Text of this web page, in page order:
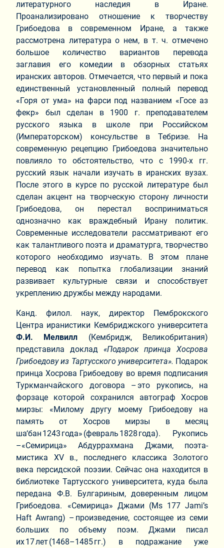
литературного наследия в Иране.
Проанализировано отношение к творчеству
Грибоедова в современном Иране, а также
рассмотрена литература о нем, в т. ч. отмечено
большое количество вариантов перевода
заглавия его комедии в обзорных статьях
иранских авторов. Отмечается, что первый и пока
единственный установленный полный перевод
«Горя от ума» на фарси под названием «Госе аз
фекр» был сделан в 1900 г. преподавателем
русского языка в школе при Российском
(Императорском) консульстве в Тебризе. На
современную рецепцию Грибоедова значительно
повлияло то обстоятельство, что с 1990-х гг.
русский язык начали изучать в иранских вузах.
После этого в курсе по русской литературе был
сделан акцент на творческую сторону личности
Грибоедова, он перестал восприниматься
однозначно как враждебный Ирану политик.
Современные исследователи рассматривают его
как талантливого поэта и драматурга, творчество
которого необходимо изучать. В этом плане
перевод как попытка глобализации знаний
развивает культурные связи и способствует
укреплению дружбы между народами.
Канд. филол. наук, директор Пемброкского
Центра иранистики Кембриджского университета
Ф.И. Мелвилл (Кембридж, Великобритания)
представила доклад «Подарок принца Хосрова
Грибоедову из Тартусского университета». Подарок
принца Хосрова Грибоедову во время подписания
Туркманчайского договора – это рукопись, на
форзаце которой сохранился автограф Хосров
мирзы: «Милому другу моему Грибоедову на
память от Хосров мирзы в месяц
ша‘бан 1243 года» (февраль 1828 года). Рукопись
–«Семирица» Абдуррахмана Джами, поэта-
мистика XV в., последнего классика Золотого
века персидской поэзии. Сейчас она находится в
библиотеке Тартусского университета, куда была
передана Ф.В. Булгариным, доверенным лицом
Грибоедова. «Семирица» Джами (Ms 177 Jami’s
Haft Awrang) – произведение, состоящее из семи
больших по объему поэм. Джами писал
их 17 лет (1468–1485 гг.) в подражание уже